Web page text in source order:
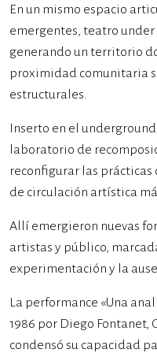
En un mismo espacio
emergentes, teatro
generando un territorio
proximidad comunitaria
estructurales.
Inserto en el
laboratorio de
reconfigurar las
de circulación artística
Allí emergieron nuevas
artistas y público,
experimentación y la
La performance «Una
1986 por Diego Fontanet,
condensó su capacidad